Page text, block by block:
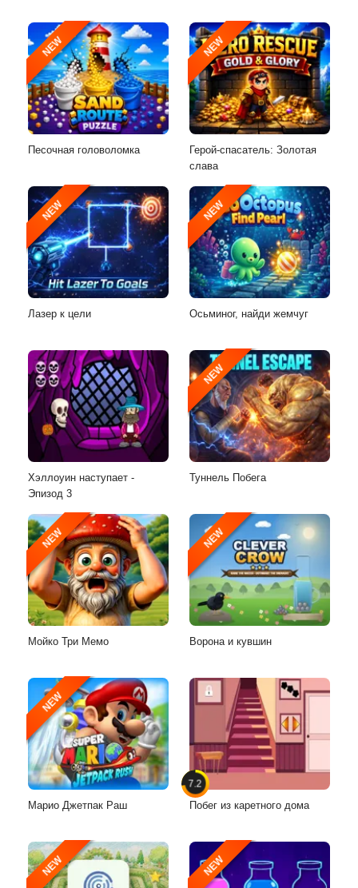
NEW
Песочная головоломка
NEW
Герой-спасатель: Золотая
слава
NEW
Лазер к цели
NEW
Осьминог, найди жемчуг
Хэллоуин наступает -
Эпизод 3
NEW
Туннель Побега
NEW
Мойко Три Мемо
NEW
Ворона и кувшин
NEW
Марио Джетпак Раш
7.2
Побег из каретного дома
NEW NEW